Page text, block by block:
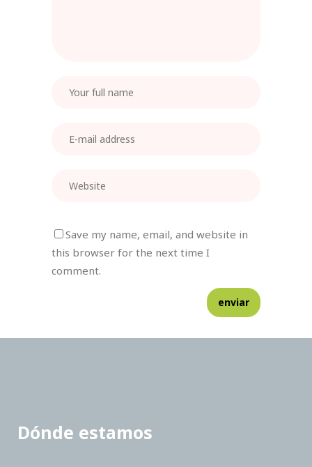
Save my name, email, and website in
this browser for the next time I
comment.
Dónde estamos